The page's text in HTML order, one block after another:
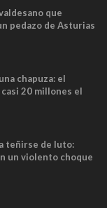
que
pedazo de Asturias
chapuza: el
20 millones el
cabían por los
teñirse de luto:
un violento choque